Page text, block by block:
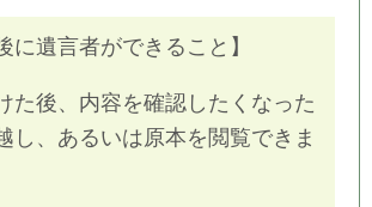
に遺言者ができること】
た後、内容を確認したくなった
し、あるいは原本を閲覧できま